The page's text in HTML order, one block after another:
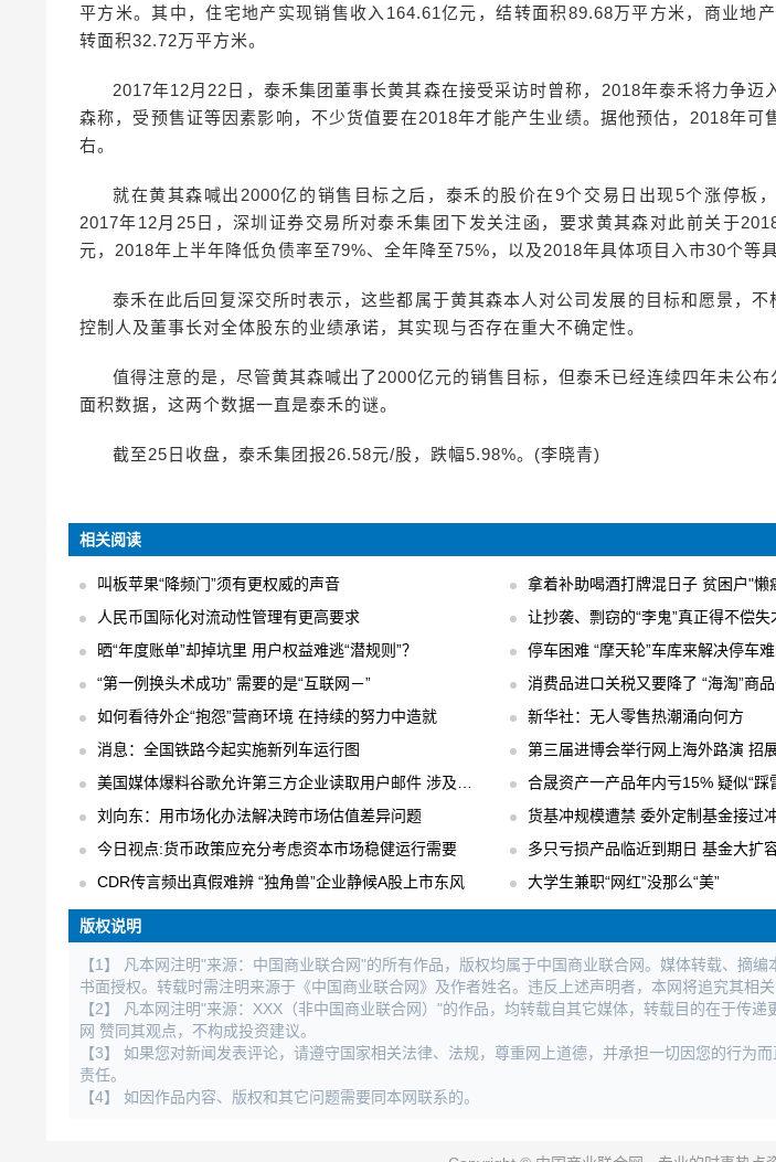
平方米。其中，住宅地产实现销售收入164.61亿元，结转面积89.68万平方米，商业地
转面积32.72万平方米。
2017年12月22日，泰禾集团董事长黄其森在接受采访时曾称，2018年泰禾将力争迈
森称，受预售证等因素影响，不少货值要在2018年才能产生业绩。据他预估，2018年可
右。
就在黄其森喊出2000亿的销售目标之后，泰禾的股价在9个交易日出现5个涨停板，
2017年12月25日，深圳证券交易所对泰禾集团下发关注函，要求黄其森对此前关于
元，2018年上半年降低负债率至79%、全年降至75%，以及2018年具体项目入市30个等
泰禾在此后回复深交所时表示，这些都属于黄其森本人对公司发展的目标和愿景，不
控制人及董事长对全体股东的业绩承诺，其实现与否存在重大不确定性。
值得注意的是，尽管黄其森喊出了2000亿元的销售目标，但泰禾已经连续四年未公布
面积数据，这两个数据一直是泰禾的谜。
截至25日收盘，泰禾集团报26.58元/股，跌幅5.98%。(李晓青)
相关阅读
叫板苹果“降频门”须有更权威的声音
拿着补助喝酒打牌混日子 贫困户"懒
人民币国际化对流动性管理有更高要求
让抄袭、剽窃的“李鬼”真正得不偿
晒“年度账单”却掉坑里 用户权益难逃“潜规则”？
停车困难 “摩天轮”车库来解决停车
“第一例换头术成功” 需要的是“互联网－”
消费品进口关税又要降了 “海淘”商
如何看待外企“抱怨”营商环境 在持续的努力中造就
新华社：无人零售热潮涌向何方
消息：全国铁路今起实施新列车运行图
第三届进博会举行网上海外路演 招
美国媒体爆料谷歌允许第三方企业读取用户邮件 涉及用户数以百万计
合晟资产一产品年内亏15% 疑似“踩
刘向东：用市场化办法解决跨市场估值差异问题
货基冲规模遭禁 委外定制基金接过
今日视点:货币政策应充分考虑资本市场稳健运行需要
多只亏损产品临近到期日 基金大扩
CDR传言频出真假难辨 “独角兽”企业静候A股上市东风
大学生兼职“网红”没那么“美”
版权说明
【1】 凡本网注明"来源：中国商业联合网"的所有作品，版权均属于中国商业联合网。媒体转载、摘
书面授权。转载时需注明来源于《中国商业联合网》及作者姓名。违反上述声明者，本网将追究其相关
【2】 凡本网注明"来源：XXX（非中国商业联合网）"的作品，均转载自其它媒体，转载目的在于传递
网 赞同其观点，不构成投资建议。
【3】 如果您对新闻发表评论，请遵守国家相关法律、法规，尊重网上道德，并承担一切因您的行为
责任。
【4】 如因作品内容、版权和其它问题需要同本网联系的。